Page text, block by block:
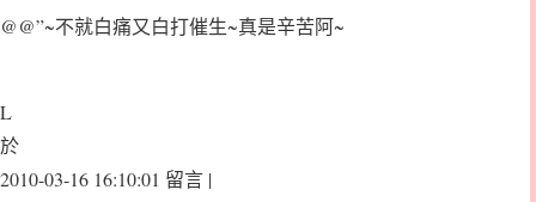
@@”~不就白痛又白打催生~真是辛苦阿~
L
於
2010-03-16 16:10:01 留言 |